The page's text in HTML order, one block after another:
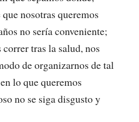
nosotras queremos
no sería conveniente;
tras la salud, nos
de organizarnos de tal
lo que queremos
no se siga disgusto y